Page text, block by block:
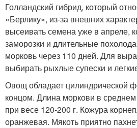
Голландский гибрид, который
«Берлику», из-за внешних
высеивать семена уже в апреле,
заморозки и длительные
морковь через 110 дней. Для
выбирать рыхлые супески и
Овощ обладает цилиндрической
концом. Длина моркови в среднем
при весе 120-200 г. Кожура
оранжевая. Мякоть приятно